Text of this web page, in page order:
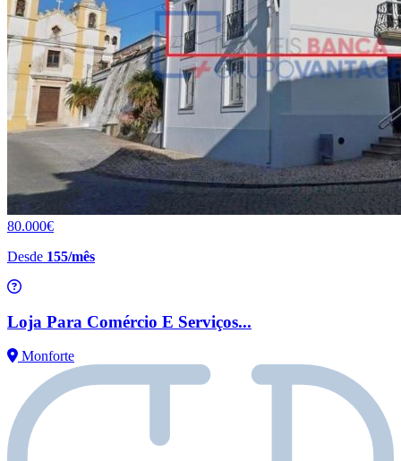
80.000€
Desde 155/mês
Loja Para Comércio E Serviços...
Monforte